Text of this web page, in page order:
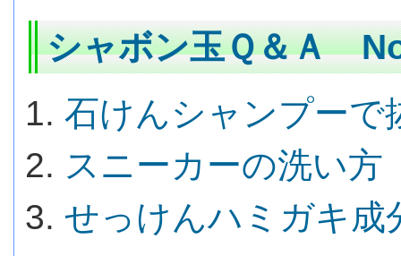
シャボン玉Ｑ＆Ａ
石けんシャンプーで
スニーカーの洗い方
せっけんハミガキ成